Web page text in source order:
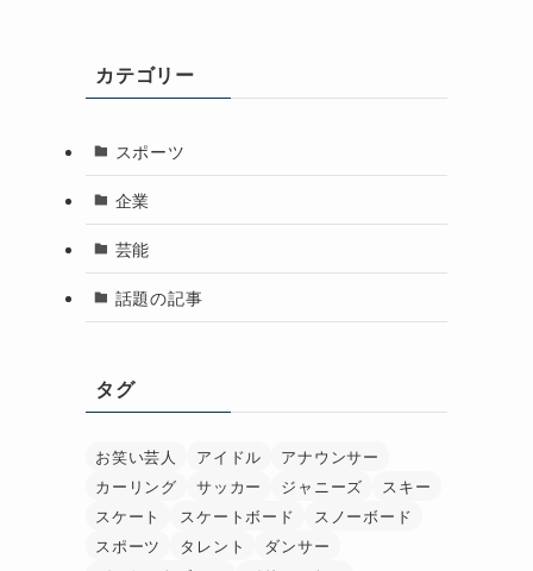
カテゴリー
スポーツ
企業
芸能
話題の記事
タグ
お笑い芸人 アイドル
アナウンサー
カーリング
サッカー ジャニーズ
スキー
スケート
スケートボード
スノーボード
スポーツ
タレント
ダンサー